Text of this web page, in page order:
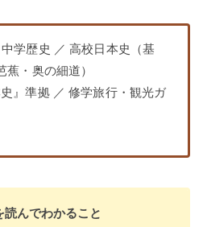
学歴史 ／ 高校日本史（基
・奥の細道）
』準拠 ／ 修学旅行・観光ガ
読んでわかること